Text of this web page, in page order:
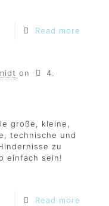
Read more
on
4.
große, kleine,
technische und
zu
einfach sein!
Read more